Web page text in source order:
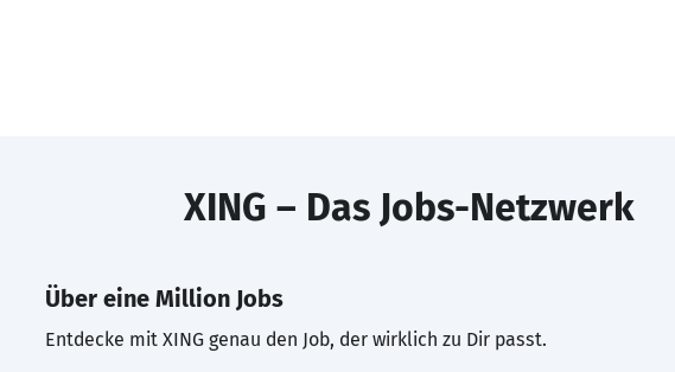
XING – Das Jobs-Netzwerk
Über eine Million Jobs
Entdecke mit XING genau den Job, der wirklich zu Dir passt.